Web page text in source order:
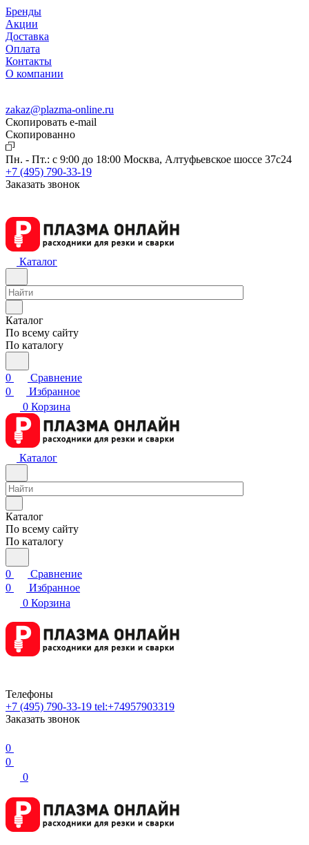
Бренды
Акции
Доставка
Оплата
Контакты
О компании
zakaz@plazma-online.ru
Скопировать e-mail
Cкопированно
Пн. - Пт.: с 9:00 до 18:00 Москва, Алтуфьевское шоссе 37с24
+7 (495) 790-33-19
Заказать звонок
Каталог
Каталог
По всему сайту
По каталогу
0
Сравнение
0
Избранное
0 Корзина
Каталог
Каталог
По всему сайту
По каталогу
0
Сравнение
0
Избранное
0 Корзина
Телефоны
+7 (495) 790-33-19 tel:+74957903319
Заказать звонок
0
0
0